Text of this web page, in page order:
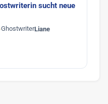
sucht neue
GhostwriterLiane